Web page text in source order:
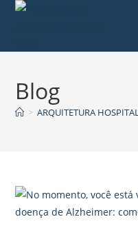
Blog
> ARQUITETURA